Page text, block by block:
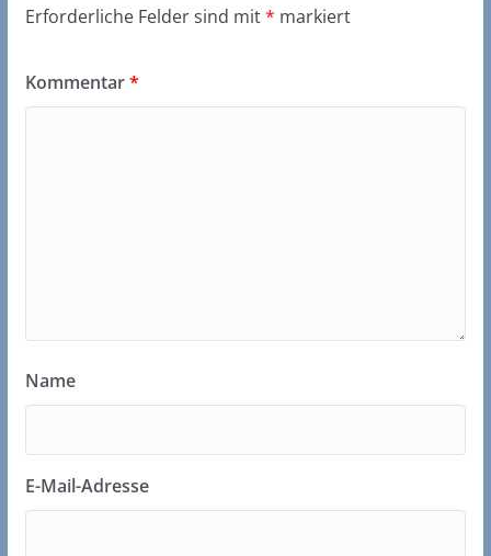
Erforderliche Felder sind mit* markiert
Kommentar*
Name
E-Mail-Adresse